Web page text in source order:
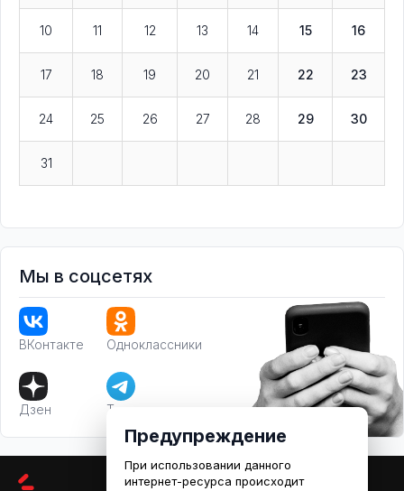
10 11 12 13 14 15 16
17 18 19 20 21 22 23
24 25 26 27 28 29 30
31
Мы в соцсетях
ВКонтакте Одноклассники
Дзен Телеграм
Предупреждение
При использовании данного
интернет-ресурса происходит